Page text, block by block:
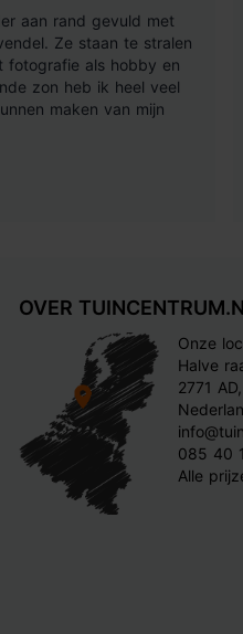
aan rand gevuld met
Ze staan te stralen
fotografie als hobby en
zon heb ik heel veel
maken van mijn
OVER
Onze
Halve
2771
085 40
Alle